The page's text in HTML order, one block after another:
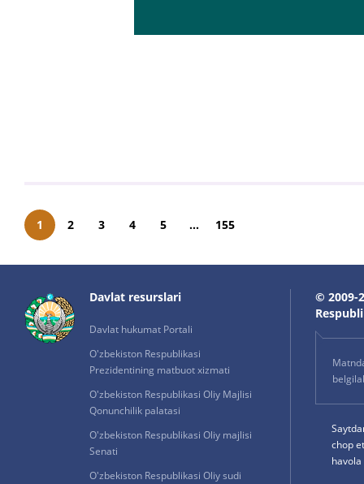
1 2 3 4 5 ... 155
Davlat resurslari
Davlat hukumat Portali
O'zbekiston Respublikasi
Prezidentining matbuot xizmati
O'zbekiston Respublikasi Oliy Majlisi
Qonunchilik palatasi
O'zbekiston Respublikasi Oliy majlisi
Senati
O'zbekiston Respublikasi Oliy sudi
© 2009-
chop